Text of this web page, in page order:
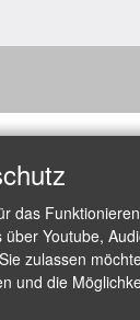
das
Youtube,
zulassen
und die